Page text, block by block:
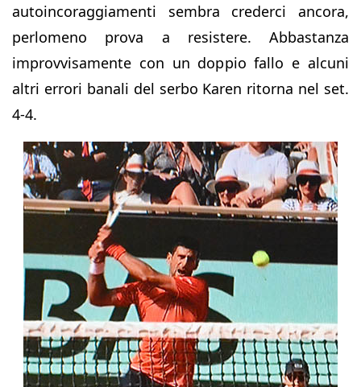
autoincoraggiamenti sembra crederci ancora,
perlomeno prova a resistere. Abbastanza
improvvisamente con un doppio fallo e alcuni
altri errori banali del serbo Karen ritorna nel set.
4-4.